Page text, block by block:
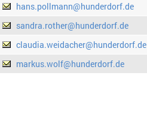
hans.pollmann@hunderdorf.de
sandra.rother@hunderdorf.de
claudia.weidacher@hunderdorf.de
markus.wolf@hunderdorf.dedrucken